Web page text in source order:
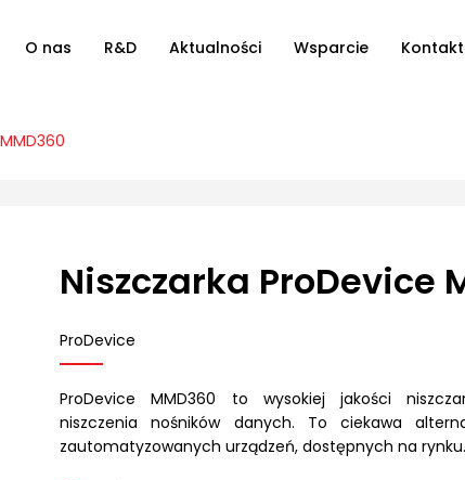
O nas R&D Aktualności Wsparcie Kontakt
Niszczarka ProDevice
ProDevice
ProDevice MMD360 to wysokiej jakości
niszczenia nośników danych. To ciekawa
zautomatyzowanych urządzeń, dostępnych na rynku.